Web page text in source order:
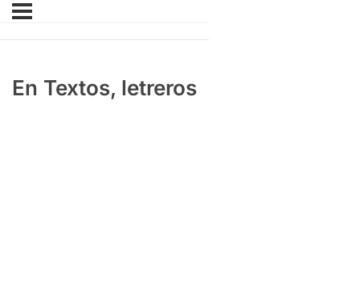
En Textos, letreros